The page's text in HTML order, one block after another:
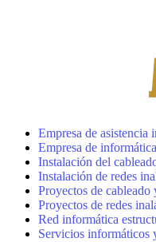
Empresa de
Empresa de
Instalación del
Instalación de redes
Proyectos de cableado
Proyectos de redes
Red informática
Servicios informáticos